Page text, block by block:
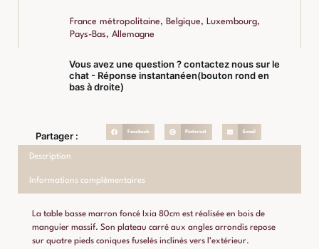
France métropolitaine, Belgique, Luxembourg,
Pays-Bas, Allemagne
Vous avez une question ? contactez nous sur le
chat - Réponse instantanéen(bouton rond en
bas à droite)
Partager : Facebook Pinterest Email
Description
Informations complémentaires
La table basse marron foncé Ixia 80cm est réalisée en bois de
manguier massif. Son plateau carré aux angles arrondis repose
sur quatre pieds coniques fuselés inclinés vers l’extérieur.